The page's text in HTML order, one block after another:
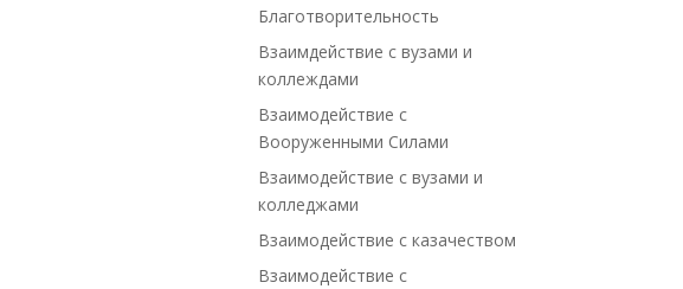
Благотворительность
Взаимдействие с вузами и
коллеждами
Взаимодействие с
Вооруженными Силами
Взаимодействие с вузами и
колледжами
Взаимодействие с казачеством
Взаимодействие с